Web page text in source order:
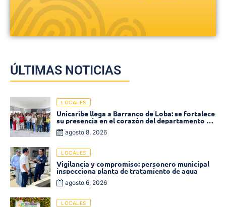
ÚLTIMAS NOTICIAS
LOCALES
Unicaribe llega a Barranco de Loba: se fortalece
su presencia en el corazón del departamento de
Bolívar
agosto 8, 2026
LOCALES
Vigilancia y compromiso: personero municipal
inspecciona planta de tratamiento de agua
agosto 6, 2026
LOCALES